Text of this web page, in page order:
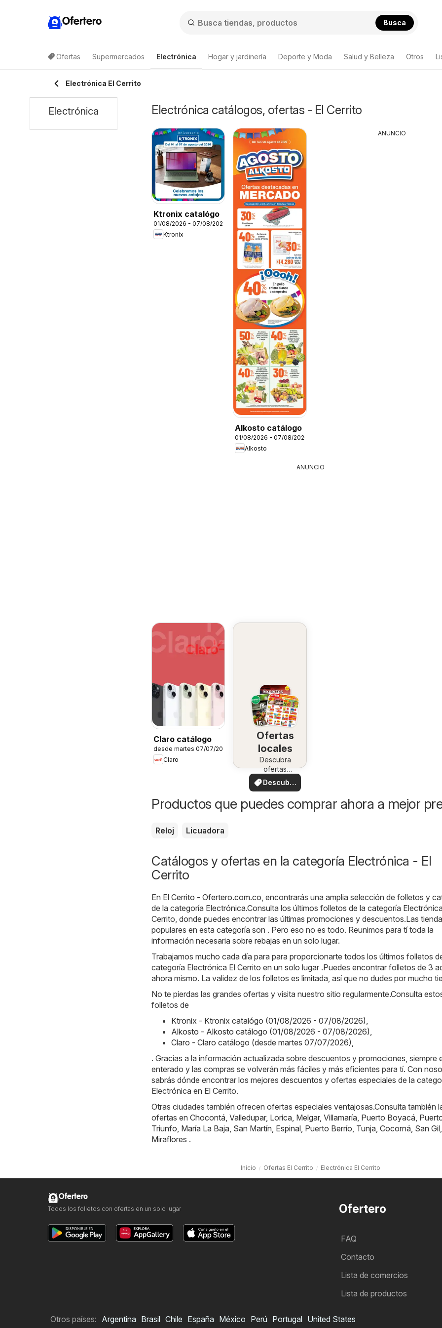
Ofertero Busca
Ofertas Supermercados Electrónica Hogar y jardinería Deporte y Moda Salud y Belleza Otros
Electrónica El Cerrito
Electrónica catálogos, ofertas - El Cerrito
Ktronix catalógo
01/08/2026 - 07/08/2026
Ktronix
Alkosto catálogo
01/08/2026 - 07/08/2026
Alkosto
ANUNCIO
ANUNCIO
Claro catálogo
desde martes 07/07/2026
Claro
Ofertas
locales
Descubra
ofertas
especiales
Descubre
ofertas
Productos que puedes comprar ahora a mejor
Reloj Licuadora
Catálogos y ofertas en la categoría Electrónica - El
Cerrito
En El Cerrito - Ofertero.com.co, encontrarás una amplia selección de folletos y
de la categoría Electrónica.Consulta los últimos folletos de la categoría
Cerrito, donde puedes encontrar las últimas promociones y descuentos.Las
populares en esta categoría son . Pero eso no es todo. Reunimos para tí toda la
información necesaria sobre rebajas en un solo lugar.
Trabajamos mucho cada día para para proporcionarte todos los últimos folletos
categoría Electrónica El Cerrito en un solo lugar .Puedes encontrar folletos de 3
ahora mismo. La validez de los folletos es limitada, así que no dudes por mucho
No te pierdas las grandes ofertas y visita nuestro sitio regularmente.Consulta
folletos de
Ktronix - Ktronix catalógo (01/08/2026 - 07/08/2026),
Alkosto - Alkosto catálogo (01/08/2026 - 07/08/2026),
Claro - Claro catálogo (desde martes 07/07/2026),
. Gracias a la información actualizada sobre descuentos y promociones, siempre
enterado y las compras se volverán más fáciles y más eficientes para tí. Con
sabrás dónde encontrar los mejores descuentos y ofertas especiales de la
Electrónica en El Cerrito.
Otras ciudades también ofrecen ofertas especiales ventajosas.Consulta también
ofertas en Chocontá, Valledupar, Lorica, Melgar, Villamaría, Puerto Boyacá,
Triunfo, María La Baja, San Martín, Espinal, Puerto Berrío, Tunja, Cocorná, San Gil,
Miraflores .
Inicio Ofertas El Cerrito Electrónica El Cerrito
Electrónica
Ofertero
FAQ
Contacto
Lista de comercios
Lista de productos
Ofertero
Todos los folletos con ofertas en un solo lugar
Otros países: Argentina Brasil Chile España México Perú Portugal United States